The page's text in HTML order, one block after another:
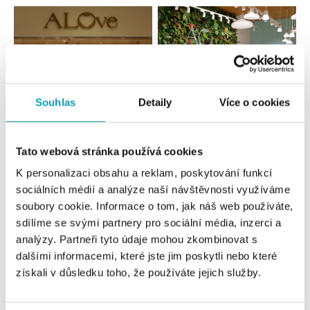
Souhlas Detaily Více o cookies
Tato webová stránka používá cookies
K personalizaci obsahu a reklam, poskytování funkcí
sociálních médií a analýze naší návštěvnosti využíváme
soubory cookie. Informace o tom, jak náš web používáte,
sdílíme se svými partnery pro sociální média, inzerci a
analýzy. Partneři tyto údaje mohou zkombinovat s
dalšími informacemi, které jste jim poskytli nebo které
získali v důsledku toho, že používáte jejich služby.
Všechny Česko Slovensko
ALOve OC Nový Smíchov, Praha 5
Plzeňská 8, 150 00 Praha 5 - Anděl
tel.: +420736509250
zítra otevřeno od 09:00
ALOve OC Olympia, Brno